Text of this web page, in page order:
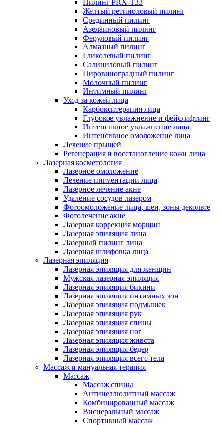
Пилинг PRX-T33
Желтый ретиноловый пилинг
Срединный пилинг
Азелаиновый пилинг
Феруловый пилинг
Алмазный пилинг
Гликолевый пилинг
Салициловый пилинг
Пировиноградный пилинг
Молочный пилинг
Интимный пилинг
Уход за кожей лица
Карбокситерапия лица
Глубокое увлажнение и фейслифтинг
Интенсивное увлажнение лица
Интенсивное омоложение лица
Лечение прыщей
Регенерация и восстановление кожи лица
Лазерная косметология
Лазерное омоложение
Лечение пигментации лица
Лазерное лечение акне
Удаление сосудов лазером
Фотоомоложение лица, шеи, зоны декольте
Фотолечение акне
Лазерная коррекция морщин
Лазерная эпиляция лица
Лазерный пилинг лица
Лазерная шлифовка лица
Лазерная эпиляция
Лазерная эпиляция для женщин
Мужская лазерная эпиляция
Лазерная эпиляция бикини
Лазерная эпиляция интимных зон
Лазерная эпиляция подмышек
Лазерная эпиляция рук
Лазерная эпиляция спины
Лазерная эпиляция ног
Лазерная эпиляция живота
Лазерная эпиляция бедер
Лазерная эпиляция всего тела
Массаж и мануальная терапия
Массаж
Массаж спины
Антицеллюлитный массаж
Комбинированный массаж
Висцеральный массаж
Спортивный массаж